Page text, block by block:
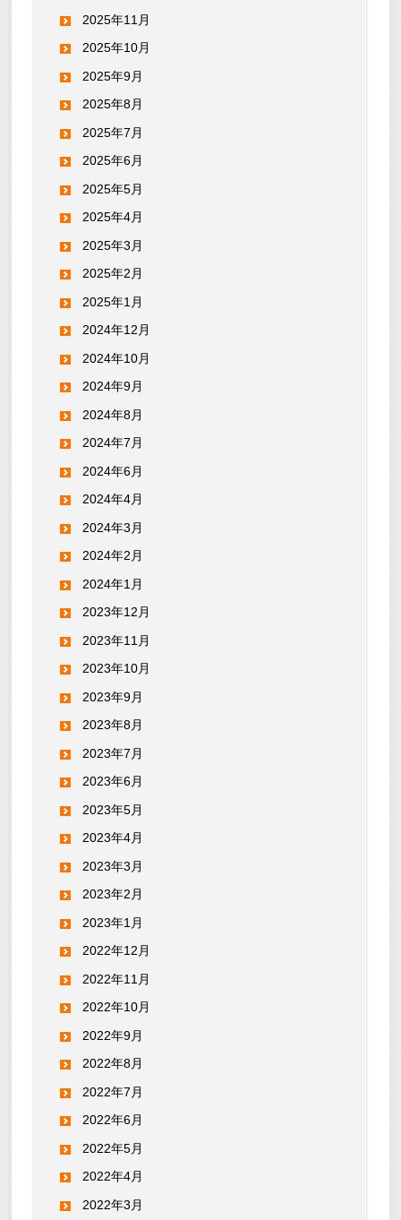
2025年11月
2025年10月
2025年9月
2025年8月
2025年7月
2025年6月
2025年5月
2025年4月
2025年3月
2025年2月
2025年1月
2024年12月
2024年10月
2024年9月
2024年8月
2024年7月
2024年6月
2024年4月
2024年3月
2024年2月
2024年1月
2023年12月
2023年11月
2023年10月
2023年9月
2023年8月
2023年7月
2023年6月
2023年5月
2023年4月
2023年3月
2023年2月
2023年1月
2022年12月
2022年11月
2022年10月
2022年9月
2022年8月
2022年7月
2022年6月
2022年5月
2022年4月
2022年3月